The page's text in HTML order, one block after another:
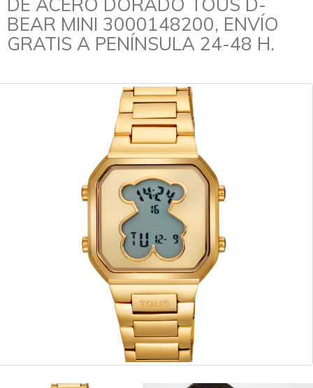
BEAR MINI 3000148200, ENVÍO
GRATIS A PENÍNSULA 24-48 H.